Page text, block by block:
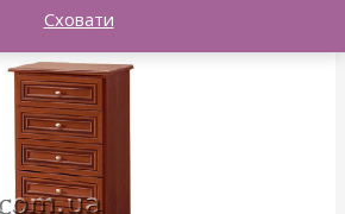
Сховати